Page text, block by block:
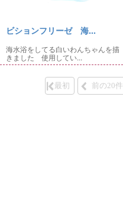
ビションフリーゼ 海...
海水浴をしてる白いわんちゃんを描
きました 使用してい...
最初 前の20件